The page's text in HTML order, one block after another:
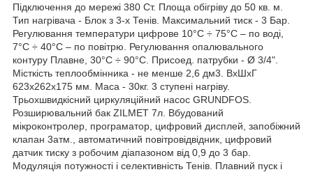
Підключення до мережі 380 Ст. Площа обігріву до 50 кв. м.
Тип нагрівача - Блок з 3-х Тенів. Максимальний тиск - 3 Бар.
Регулювання температури цифрове 10°C ÷ 75°C – по воді,
7°C ÷ 40°C – по повітрю. Регулювання опалювального
контуру Плавне, 30°C ÷ 90°C. Присоед. патрубки - Ø 3/4".
Місткість теплообмінника - не менше 2,6 дм3. ВхШхГ
623х262х175 мм. Маса - 30кг. 3 ступені нагріву.
Трьохшвидкісний циркуляційний насос GRUNDFOS.
Розширювальний бак ZILMET 7л. Вбудований
мікроконтролер, програматор, цифровий дисплей, запобіжний
клапан 3атм., автоматичний повітровідвідник, цифровий
датчик тиску з робочим діапазоном від 0,9 до 3 бар.
Модуляція потужності і селективність Тенів. Плавний пуск і